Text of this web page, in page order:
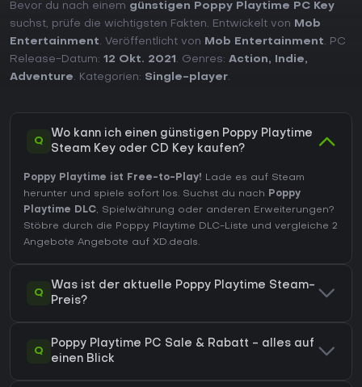
Bevor du nach einem günstigen Poppy Playtime PC Key
suchst, prüfe die wichtigsten Fakten. Entwickelt von
Mob
Entertainment. Veröffentlicht von Mob Entertainment. PC
Release-Datum: 12 Okt. 2021 . Genres: Action, Indie,
Adventure. Kategorien: Single-player.
Q
Wo kann ich einen günstigen Poppy Playtime
Steam Key oder CD Key kaufen?
Poppy Playtime ist Free-to-Play! Lade es auf Steam
herunter und spiele sofort los. Suchst du nach Poppy
Playtime DLC, Spielwährung oder anderen Erweiterungen?
Stöbre durch die Poppy Playtime DLC-Liste und vergleiche 2
Angebote Angebote auf XD.deals.
Q
Was ist der aktuelle Poppy Playtime Steam-
Preis?
Q
Poppy Playtime PC Sale & Rabatt - alles auf
einen Blick